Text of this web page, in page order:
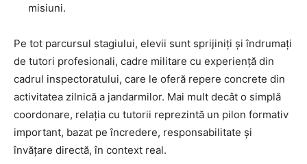
misiuni.
Pe tot parcursul stagiului, elevii sunt sprijiniți și îndrumați
de tutori profesionali, cadre militare cu experiență din
cadrul inspectoratului, care le oferă repere concrete din
activitatea zilnică a jandarmilor. Mai mult decât o simplă
coordonare, relația cu tutorii reprezintă un pilon formativ
important, bazat pe încredere, responsabilitate și
învățare directă, în context real.